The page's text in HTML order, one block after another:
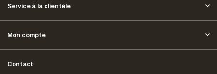
Service à la clientèle
Mon compte
Contact